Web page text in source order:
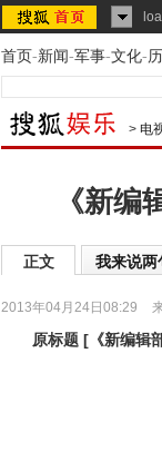
首页-新闻-军事-文化-
> 电
《新
正文 我来说两
2013年04月24日08:29
原标题 [ 《新编